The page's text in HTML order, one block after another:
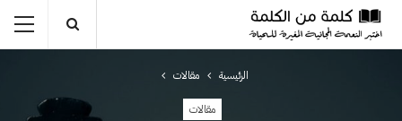
الرئيسية مقالات
مقالات